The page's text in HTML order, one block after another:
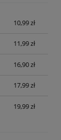
10,99 zł
11,99 zł
16,90 zł
17,99 zł
19,99 zł